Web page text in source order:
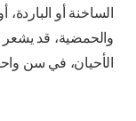
الساخنة أو
والحمضية، قد
الأحيان، في سن